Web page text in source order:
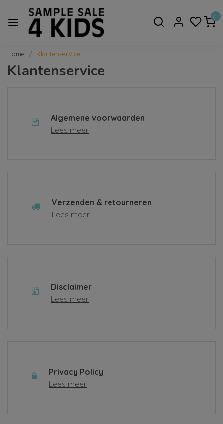
0
Home Klantenservice
Klantenservice
Algemene voorwaarden
Lees meer
Verzenden & retourneren
Lees meer
Disclaimer
Lees meer
Privacy Policy
Lees meer